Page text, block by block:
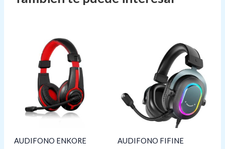
AUDIFONO ENKORE
AUDIFONO FIFINE